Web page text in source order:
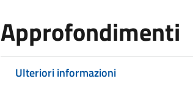
Approfondimenti
Ulteriori informazioni